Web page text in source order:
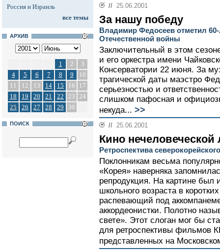
Россия и Израиль
все темы
АРХИВ
1 2
3
4
5 6 7 8 9
10
11
12 13 14 15 16
17
18
19 20 21 22 23 24
25
26 27 28 29 30
ПОИСК
// 25.06.2001
За нашу победу
Владимир Федосеев отметил
Отечественной войны
Заключительный в этом
и его оркестра имени
Консерватории 22 июня. За
трагической даты маэстро
серьезностью и
слишком пафосная и
некуда... >>
// 25.06.2001
Кино
Ретроспектива
Поклонникам весьма
«Корея» наверняка
репродукция. На картине был
школьного возраста в
распевающий под
аккордеонистки. Полотно
свете». Этот слоган мог бы
для ретроспективы фильмов
представленных на